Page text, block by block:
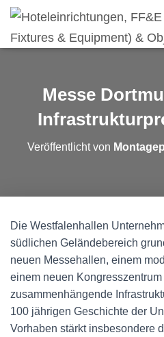
Messe
Veröffentlicht von
Die Westfalenhallen
südlichen Geländebereich
neuen Messehallen, einem
einem neuen
zusammenhängende
100 jährigen Geschichte der
Vorhaben stärkt insbesondere